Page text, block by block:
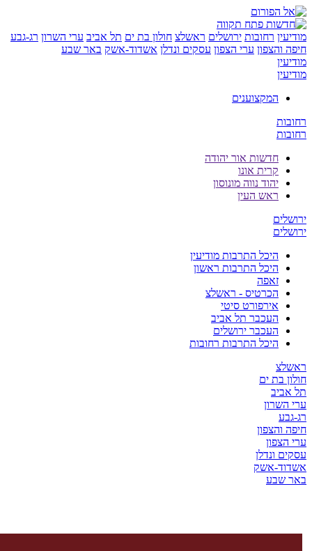
רחובות ירושלים ראשלצ חולון בת ים תל אביב ערי השרון רג-גבע
ערי הצפון עסקים ונדלן אשדוד-אשק באר שבע
המקצוענים
חדשות אור יהודה
קרית אונו
יהוד נווה מונוסון
ראש העין
היכל התרבות מודיעין
היכל התרבות ראשון
זאפה
הכרטיס - ראשלצ
אירפורט סיטי
העכבר תל אביב
העכבר ירושלים
היכל התרבות רחובות
בת ים
ונדלן
אשק